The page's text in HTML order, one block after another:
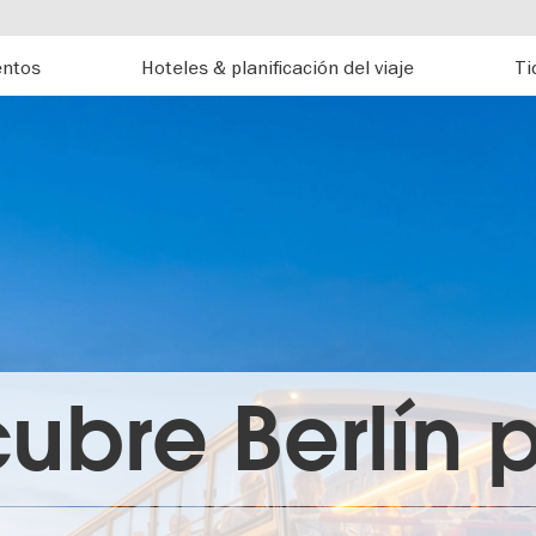
Hoteles & planificación del viaje
Berlín